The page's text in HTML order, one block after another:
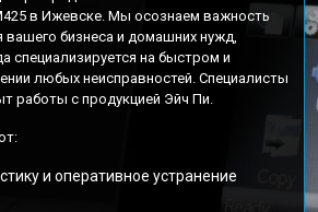
в Ижевске. Мы осознаем важность
вашего бизнеса и домашних нужд,
специализируется на быстром и
любых неисправностей. Специалисты
работы с продукцией Эйч Пи.
и оперативное устранение